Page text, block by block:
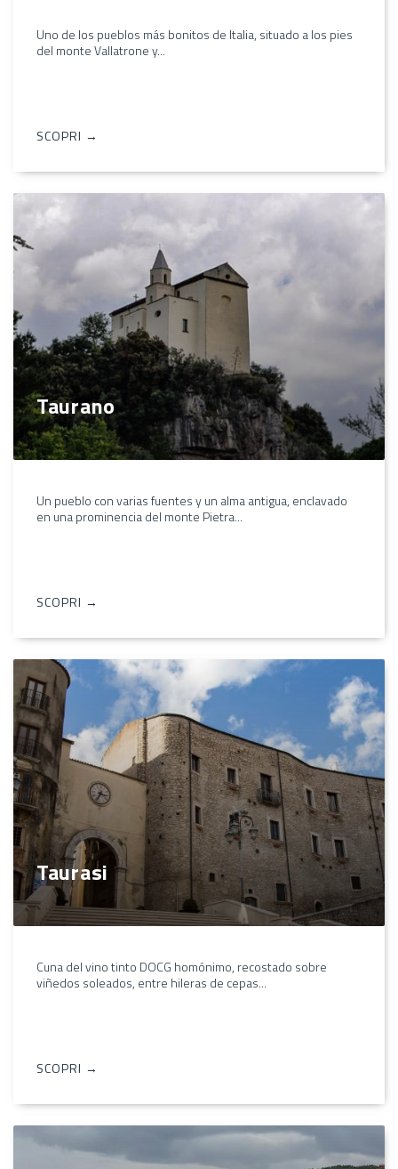
Uno de los pueblos más bonitos de Italia, situado a los pies
del monte Vallatrone y...
SCOPRI →
Taurano
Un pueblo con varias fuentes y un alma antigua, enclavado
en una prominencia del monte Pietra...
SCOPRI →
Taurasi
Cuna del vino tinto DOCG homónimo, recostado sobre
viñedos soleados, entre hileras de cepas...
SCOPRI →